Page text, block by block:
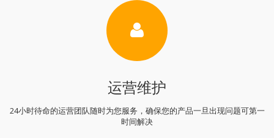
运营维护
24小时待命的运营团队随时为您服务，确保您的产品一旦出现问题可第一
时间解决